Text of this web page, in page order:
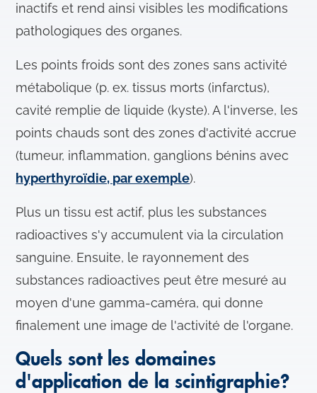
inactifs et rend ainsi visibles les modifications
pathologiques des organes.
Les points froids sont des zones sans activité
métabolique (p. ex. tissus morts (infarctus),
cavité remplie de liquide (kyste). A l'inverse, les
points chauds sont des zones d'activité accrue
(tumeur, inflammation, ganglions bénins avec
hyperthyroïdie, par exemple).
Plus un tissu est actif, plus les substances
radioactives s'y accumulent via la circulation
sanguine. Ensuite, le rayonnement des
substances radioactives peut être mesuré au
moyen d'une gamma-caméra, qui donne
finalement une image de l'activité de l'organe.
Quels sont les domaines
d'application de la scintigraphie?